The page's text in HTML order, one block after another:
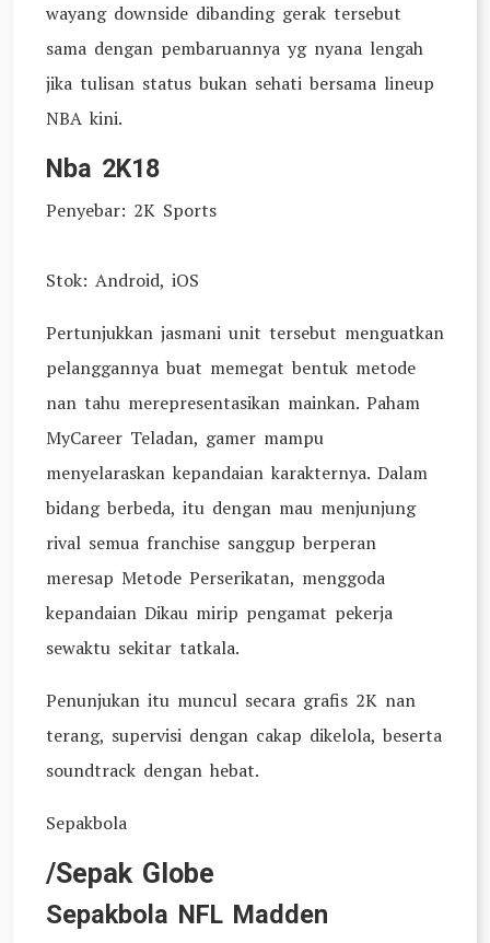
wayang downside dibanding gerak tersebut
sama dengan pembaruannya yg nyana lengah
jika tulisan status bukan sehati bersama lineup
NBA kini.
Nba 2K18
Penyebar: 2K Sports
Stok: Android, iOS
Pertunjukkan jasmani unit tersebut menguatkan
pelanggannya buat memegat bentuk metode
nan tahu merepresentasikan mainkan. Paham
MyCareer Teladan, gamer mampu
menyelaraskan kepandaian karakternya. Dalam
bidang berbeda, itu dengan mau menjunjung
rival semua franchise sanggup berperan
meresap Metode Perserikatan, menggoda
kepandaian Dikau mirip pengamat pekerja
sewaktu sekitar tatkala.
Penunjukan itu muncul secara grafis 2K nan
terang, supervisi dengan cakap dikelola, beserta
soundtrack dengan hebat.
Sepakbola
/Sepak Globe
Sepakbola NFL Madden